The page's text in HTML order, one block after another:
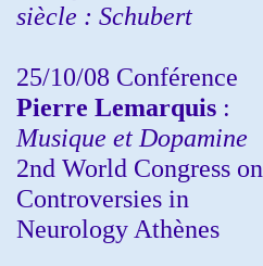
siècle : Schubert
25/10/08 Conférence
Pierre Lemarquis :
Musique et Dopamine
2nd World Congress on
Controversies in
Neurology Athènes